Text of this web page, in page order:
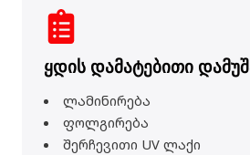
ყდის დამატებითი
ლამინირება
ფოლგირება
შერჩევითი UV ლაქი